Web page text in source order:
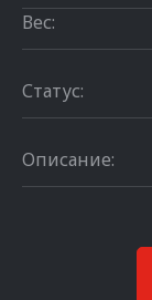
Вес:
Статус:
Описание: